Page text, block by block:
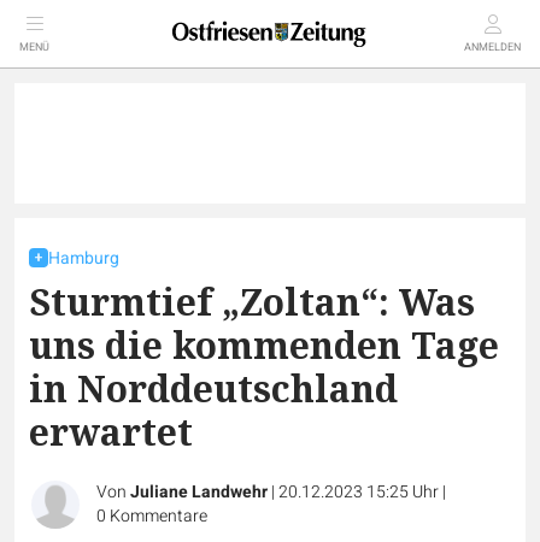
MENÜ ANMELDEN
Hamburg
Sturmtief „Zoltan“: Was
uns die kommenden Tage
in Norddeutschland
erwartet
VonJuliane Landwehr|20.12.2023 15:25 Uhr|
0 Kommentare